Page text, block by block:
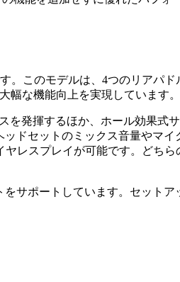
。このモデルは、4つのリアパ
幅な機能向上を実現しています。
を発揮するほか、ホール効果式
ッドセットのミックス音量やマイ
レスプレイが可能です。どちら
サポートしています。セットア